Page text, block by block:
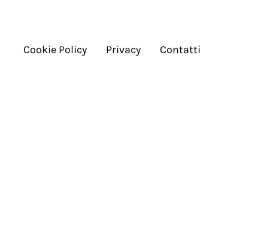
Cookie Policy Privacy Contatti